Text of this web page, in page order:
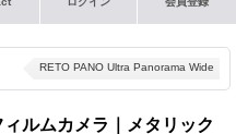
RETO PANO Ultra Panorama Wide
ルムカメラ｜メタリック